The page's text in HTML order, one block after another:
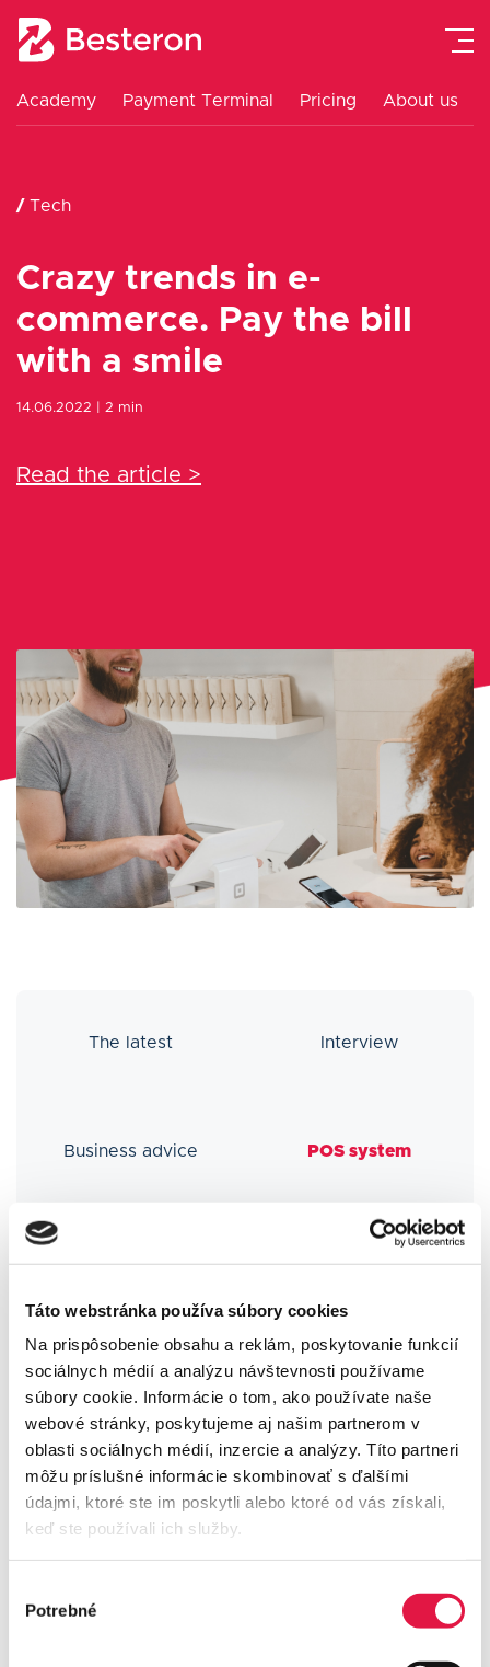
Táto webstránka používa súbory cookies
Na prispôsobenie obsahu a reklám, poskytovanie funkcií
sociálnych médií a analýzu návštevnosti používame
súbory cookie. Informácie o tom, ako používate naše
webové stránky, poskytujeme aj našim partnerom v
oblasti sociálnych médií, inzercie a analýzy. Títo partneri
môžu príslušné informácie skombinovať s ďalšími
údajmi, ktoré ste im poskytli alebo ktoré od vás získali,
keď ste používali ich služby.
súhlasu
Potrebné
Academy Payment Terminal Pricing About us
CONTACT US
About us
Pricing
Payment Gateway
/ Tech
Crazy trends in e-
commerce. Pay the bill
with a smile
14.06.2022 | 2 min
Read the article >
The latest Interview
Business advice POS system